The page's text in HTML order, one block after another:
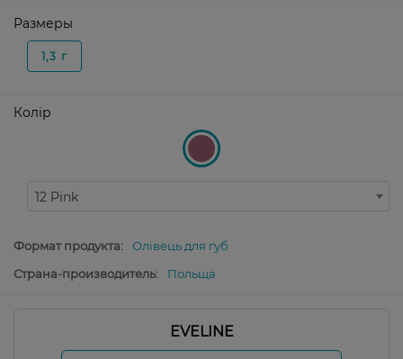
Размеры
1,3 г
Колір
12 Pink
Формат продукта:
Олівець для губ
Страна-производитель:
Польща
EVELINE